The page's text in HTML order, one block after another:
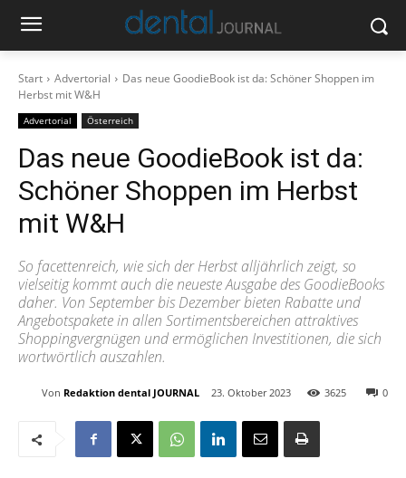
Start Advertorial
Das neue GoodieBook ist da: Schöner Shoppen im
Herbst mit W&H
Advertorial Österreich
Das neue GoodieBook ist da:
Schöner Shoppen im Herbst
mit W&H
So facettenreich, wie sich der Herbst alljährlich zeigt, so
vielseitig kommt auch die neueste Ausgabe des GoodieBooks
daher. Von September bis Dezember bieten Rabatte und
Angebotspakete in allen Sortimentsbereichen attraktives
Shoppingvergnügen und ermöglichen Investitionen, die sich
wortwörtlich auszahlen.
Von Redaktion dental JOURNAL 23. Oktober 2023 0
3625